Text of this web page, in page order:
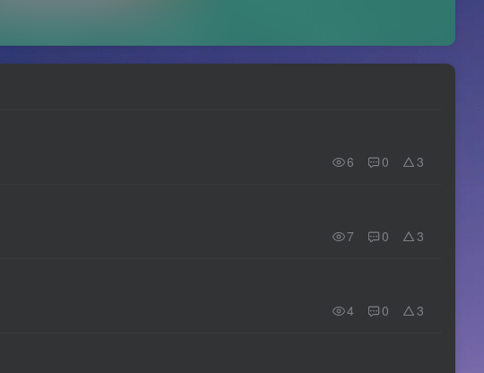
6 0 3
7 0 3
4 0 3